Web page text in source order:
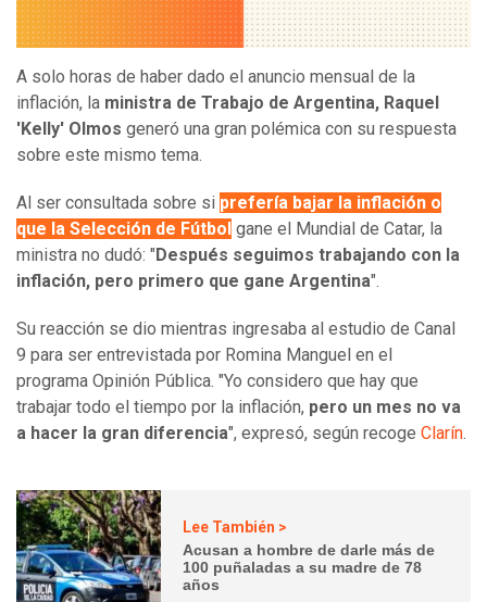
A solo horas de haber dado el anuncio mensual de la
inflación, la ministra de Trabajo de Argentina, Raquel
'Kelly' Olmos generó una gran polémica con su respuesta
sobre este mismo tema.
Al ser consultada sobre si prefería bajar la inflación o
que la Selección de Fútbol gane el Mundial de Catar, la
ministra no dudó: " Después seguimos trabajando con la
inflación, pero primero que gane Argentina".
Su reacción se dio mientras ingresaba al estudio de Canal
9 para ser entrevistada por Romina Manguel en el
programa Opinión Pública. "Yo considero que hay que
trabajar todo el tiempo por la inflación, pero un mes no va
a hacer la gran diferencia", expresó, según recoge Clarín.
Lee También >
Acusan a hombre de darle más de
100 puñaladas a su madre de 78
años